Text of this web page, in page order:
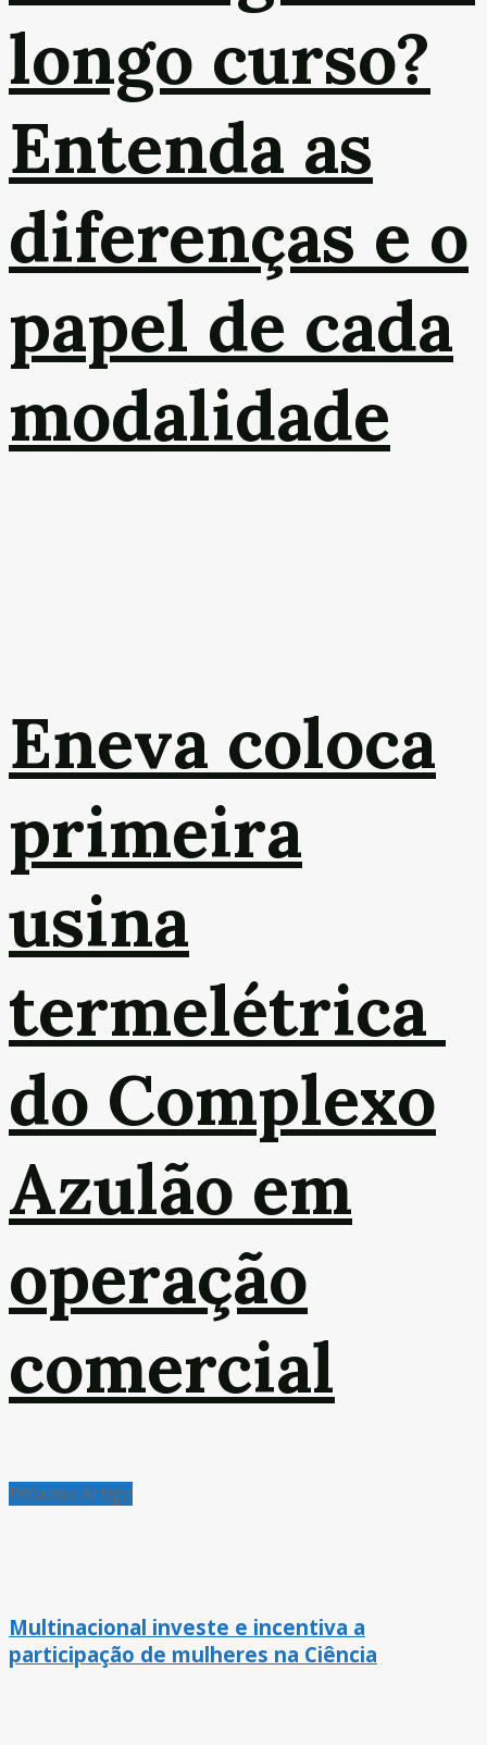
longo curso?
Entenda as
diferenças e o
papel de cada
modalidade
Eneva coloca
primeira
usina
termelétrica
do Complexo
Azulão em
operação
comercial
Próximo Artigo
Multinacional investe e incentiva a
participação de mulheres na Ciência